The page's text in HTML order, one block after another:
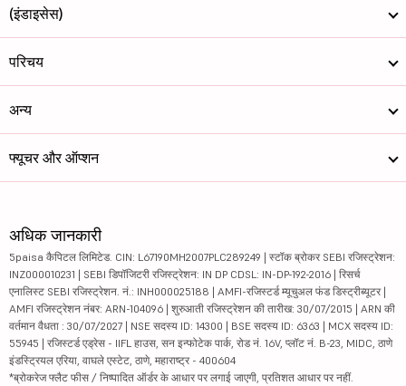
(इंडाइसेस)
परिचय
अन्य
फ्यूचर और ऑप्शन
अधिक जानकारी
5paisa कैपिटल लिमिटेड. CIN: L67190MH2007PLC289249 | स्टॉक ब्रोकर SEBI रजिस्ट्रेशन:
INZ000010231 | SEBI डिपॉजिटरी रजिस्ट्रेशन: IN DP CDSL: IN-DP-192-2016 | रिसर्च
एनालिस्ट SEBI रजिस्ट्रेशन. नं.: INH000025188 | AMFI-रजिस्टर्ड म्यूचुअल फंड डिस्ट्रीब्यूटर |
AMFI रजिस्ट्रेशन नंबर: ARN-104096 | शुरुआती रजिस्ट्रेशन की तारीख: 30/07/2015 | ARN की
वर्तमान वैधता : 30/07/2027 | NSE सदस्य ID: 14300 | BSE सदस्य ID: 6363 | MCX सदस्य ID:
55945 | रजिस्टर्ड एड्रेस - IIFL हाउस, सन इन्फोटेक पार्क, रोड नं. 16V, प्लॉट नं. B-23, MIDC, ठाणे
इंडस्ट्रियल एरिया, वाघले एस्टेट, ठाणे, महाराष्ट्र - 400604
*ब्रोकरेज फ्लैट फीस / निष्पादित ऑर्डर के आधार पर लगाई जाएगी, प्रतिशत आधार पर नहीं.